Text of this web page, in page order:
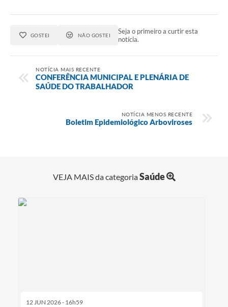
GOSTEI NÃO GOSTEI
Seja o primeiro a curtir esta
notícia.
NOTÍCIA MAIS RECENTE
CONFERÊNCIA MUNICIPAL E PLENÁRIA DE
SAÚDE DO TRABALHADOR
NOTÍCIA MENOS RECENTE
Boletim Epidemiológico Arboviroses
VEJA MAIS da categoriaSaúde
12 JUN 2026 - 16h59